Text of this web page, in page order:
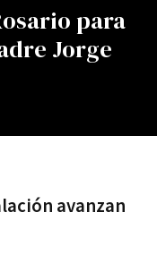
para
Jorge
avanzan